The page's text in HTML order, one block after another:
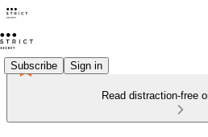
Subscribe Sign in
Read distraction-free